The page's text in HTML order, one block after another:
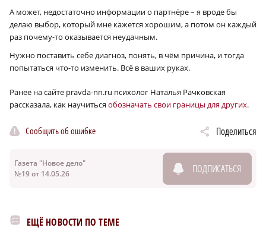
А может, недостаточно информации о партнёре – я вроде бы
делаю выбор, который мне кажется хорошим, а потом он каждый
раз почему-то оказывается неудачным.
Нужно поставить себе диагноз, понять, в чём причина, и тогда
попытаться что-то изменить. Всё в ваших руках.
Ранее на сайте pravda-nn.ru психолог Наталья Рачковская
рассказала, как научиться обозначать свои границы для других.
Сообщить об ошибке Поделиться
Газета "Новое дело"
№19 от 14.05.26
ПОДПИСАТЬСЯ
ЕЩЁ НОВОСТИ ПО ТЕМЕ